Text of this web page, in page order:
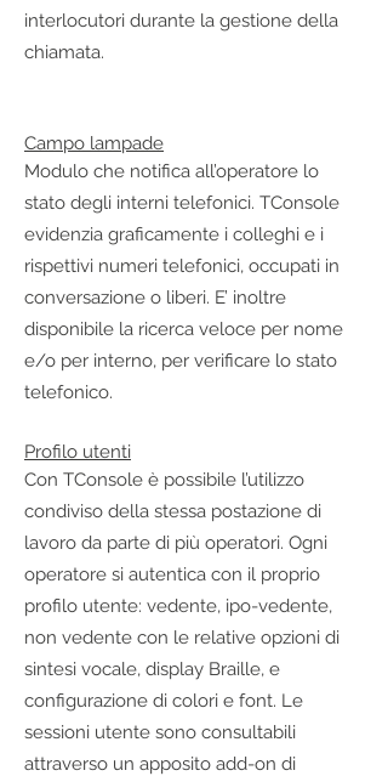
interlocutori durante la gestione della
chiamata.
Campo lampade
Modulo che notifica all’operatore lo
stato degli interni telefonici. TConsole
evidenzia graficamente i colleghi e i
rispettivi numeri telefonici, occupati in
conversazione o liberi. E’ inoltre
disponibile la ricerca veloce per nome
e/o per interno, per verificare lo stato
telefonico.
Profilo utenti
Con TConsole è possibile l’utilizzo
condiviso della stessa postazione di
lavoro da parte di più operatori. Ogni
operatore si autentica con il proprio
profilo utente: vedente, ipo-vedente,
non vedente con le relative opzioni di
sintesi vocale, display Braille, e
configurazione di colori e font. Le
sessioni utente sono consultabili
attraverso un apposito add-on di